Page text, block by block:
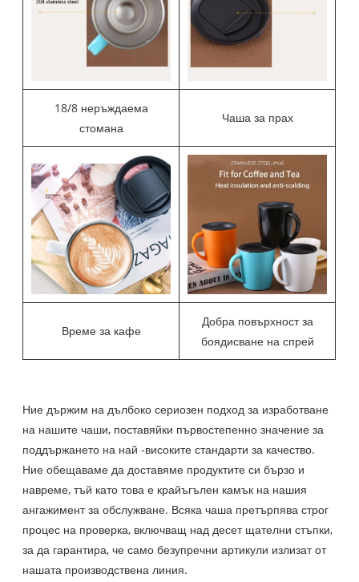
18/8 неръждаема
стомана
Чаша за прах
Време за кафе
Добра повърхност за
боядисване на спрей
Ние държим на дълбоко сериозен подход за изработване
на нашите чаши, поставяйки първостепенно значение за
поддържането на най -високите стандарти за качество.
Ние обещаваме да доставяме продуктите си бързо и
навреме, тъй като това е крайъгълен камък на нашия
ангажимент за обслужване. Всяка чаша претърпява строг
процес на проверка, включващ над десет щателни стъпки,
за да гарантира, че само безупречни артикули излизат от
нашата производствена линия.